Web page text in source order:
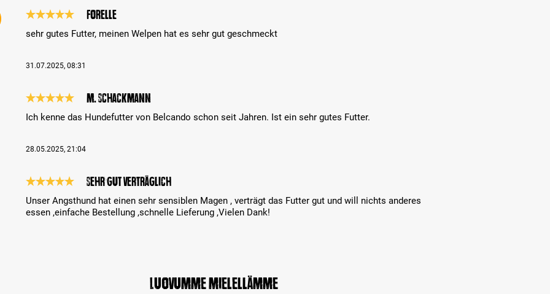
Forelle
sehr gutes Futter, meinen Welpen hat es sehr gut geschmeckt
31.07.2025, 08:31
M. Schackmann
Ich kenne das Hundefutter von Belcando schon seit Jahren. Ist ein sehr gutes Futter.
28.05.2025, 21:04
Sehr gut verträglich
Unser Angsthund hat einen sehr sensiblen Magen , verträgt das Futter gut und will nichts anderes
essen ,einfache Bestellung ,schnelle Lieferung ,Vielen Dank!
Luovumme mielellämme